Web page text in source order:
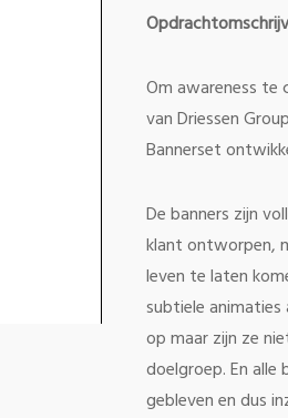
Om awareness te
van Driessen
Bannerset
De banners zijn
klant ontworpen,
leven te laten
subtiele
op maar zijn ze
doelgroep. En alle
gebleven en dus